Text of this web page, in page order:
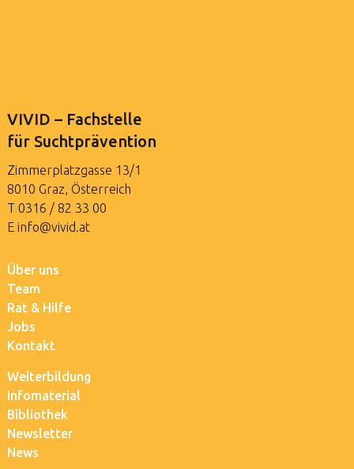
VIVID – Fachstelle
für Suchtprävention
Zimmerplatzgasse 13/1
8010 Graz, Österreich
T 0316 / 82 33 00
E info@vivid.at
Über uns
Team
Rat & Hilfe
Jobs
Kontakt
Weiterbildung
Infomaterial
Bibliothek
Newsletter
News